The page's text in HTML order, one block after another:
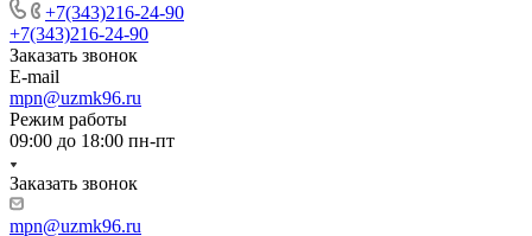
+7(343)216-24-90
+7(343)216-24-90
Заказать звонок
E-mail
mpn@uzmk96.ru
Режим работы
09:00 до 18:00 пн-пт
Заказать звонок
mpn@uzmk96.ru